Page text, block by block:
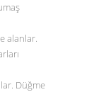
alanlar.
Düğme